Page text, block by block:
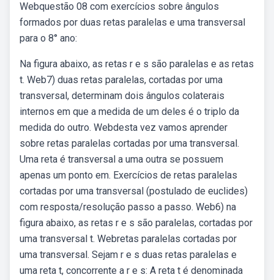
Webquestão 08 com exercícios sobre ângulos
formados por duas retas paralelas e uma transversal
para o 8° ano:
Na figura abaixo, as retas r e s são paralelas e as retas
t. Web7) duas retas paralelas, cortadas por uma
transversal, determinam dois ângulos colaterais
internos em que a medida de um deles é o triplo da
medida do outro. Webdesta vez vamos aprender
sobre retas paralelas cortadas por uma transversal.
Uma reta é transversal a uma outra se possuem
apenas um ponto em. Exercícios de retas paralelas
cortadas por uma transversal (postulado de euclides)
com resposta/resolução passo a passo. Web6) na
figura abaixo, as retas r e s são paralelas, cortadas por
uma transversal t. Webretas paralelas cortadas por
uma transversal. Sejam r e s duas retas paralelas e
uma reta t, concorrente a r e s: A reta t é denominada